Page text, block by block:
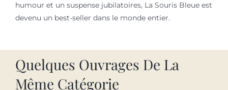
humour et un suspense jubilatoires, La Souris Bleue est
devenu un best-seller dans le monde entier.
Quelques Ouvrages De La
Même Catégorie